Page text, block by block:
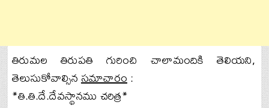
తిరుమల తిరుపతి గురించి చాలామందికి తెలియని,
తెలుసుకోవాల్సినసమాచారం:
*తి.తి.దే.దేవస్థానము చరిత్ర*